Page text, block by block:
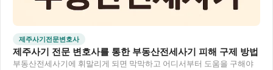
제주사기전문변호사
제주사기 전문 변호사를 통한 부동산전세사기 피해 구제 방법
부동산전세사기에 휘말리게 되면 막막하고 어디서부터 도움을 구해야